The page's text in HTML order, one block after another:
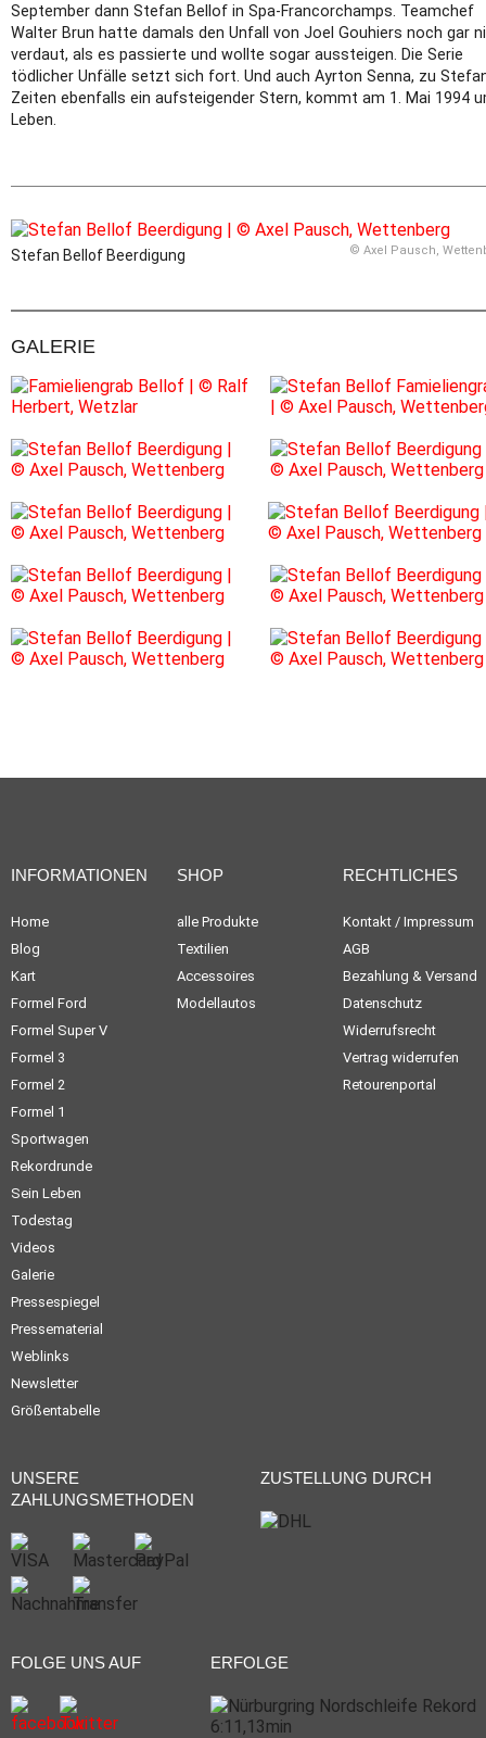
September dann Stefan Bellof in Spa-Francorchamps. Teamchef
Walter Brun hatte damals den Unfall von Joel Gouhiers noch gar
verdaut, als es passierte und wollte sogar aussteigen. Die Serie
tödlicher Unfälle setzt sich fort. Und auch Ayrton Senna, zu
Zeiten ebenfalls ein aufsteigender Stern, kommt am 1. Mai 1994
Leben.
© Axel Pausch,
Stefan Bellof Beerdigung
GALERIE
INFORMATIONEN
Home
Blog
Kart
Formel Ford
Formel Super V
Formel 3
Formel 2
Formel 1
Sportwagen
Rekordrunde
Sein Leben
Todestag
Videos
Galerie
Pressespiegel
Pressematerial
Weblinks
Newsletter
Größentabelle
SHOP
alle Produkte
Textilien
Accessoires
Modellautos
RECHTLICHES
Kontakt / Impressum
AGB
Bezahlung & Versand
Datenschutz
Widerrufsrecht
Vertrag widerrufen
Retourenportal
UNSERE
ZAHLUNGSMETHODEN
ZUSTELLUNG DURCH
FOLGE UNS AUF ERFOLGE